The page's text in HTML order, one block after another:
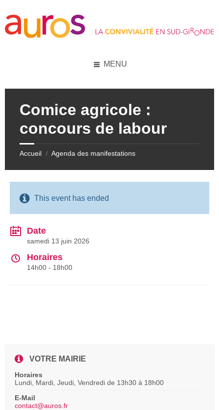
content
left
sidebar
right
sidebar
footer
MENU
Comice agricole :
concours de labour
Accueil / Agenda des manifestations
This event has ended
Date
samedi 13 juin 2026
Horaires
14h00 - 18h00
VOTRE MAIRIE
Horaires
Lundi, Mardi, Jeudi, Vendredi de 13h30 à 18h00
E-Mail
contact@auros.fr